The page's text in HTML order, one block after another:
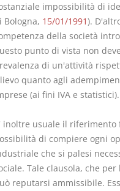
impossibilità di
Bologna, 15/01/1991).
della società
punto di vista non
di un'attività
quanto agli
(ai fini IVA e statistici).
inoltre usuale il riferimento
di compiere ogni
che si palesi
Tale clausola, che
reputarsi ammissibile.